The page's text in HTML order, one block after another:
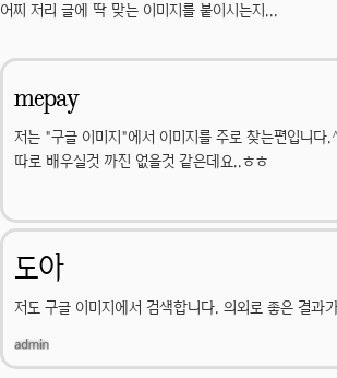
어찌 저리 글에 딱 맞는 이미지를 붙이시는지...
mepay
저는 "구글 이미지"에서 이미지를 주로 찾는편입니다
따로 배우실것 까진 없을것 같은데요..ㅎㅎ
도아
저도 구글 이미지에서 검색합니다. 의외로 좋은 결과